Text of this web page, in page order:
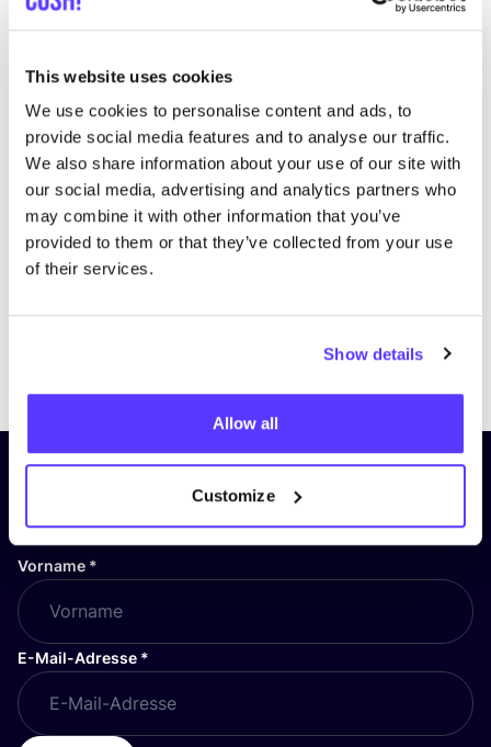
This website uses cookies
We use cookies to personalise content and ads, to
provide social media features and to analyse our traffic.
We also share information about your use of our site with
our social media, advertising and analytics partners who
may combine it with other information that you’ve
provided to them or that they’ve collected from your use
of their services.
Show details
Allow all
Customize
PreviousNext
Abonniere unseren Newsletter
und bleibe auf dem Laufenden!
Vorname *
E-Mail-Adresse *